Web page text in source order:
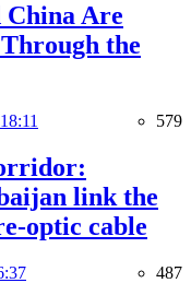
China Are
the
579
link the
optic cable
487